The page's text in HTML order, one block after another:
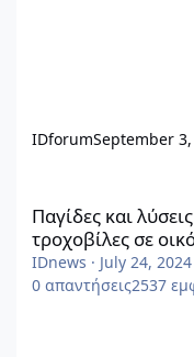
IDforumSeptember
Παγίδες και
τροχοβίλες σε
IDnews · July 24, 2024
0 απαντήσεις2537